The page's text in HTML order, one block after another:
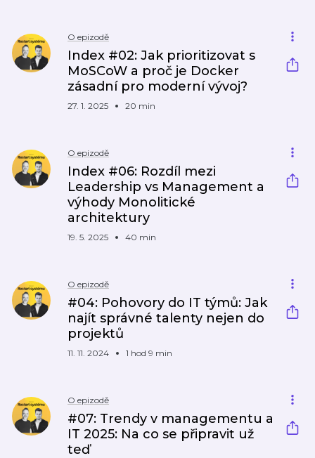
O epizodě
Index #02: Jak prioritizovat s
MoSCoW a proč je Docker
zásadní pro moderní vývoj?
27. 1. 2025 20 min
O epizodě
Index #06: Rozdíl mezi
Leadership vs Management a
výhody Monolitické
architektury
19. 5. 2025 40 min
O epizodě
#04: Pohovory do IT týmů: Jak
najít správné talenty nejen do
projektů
11. 11. 2024 1 hod 9 min
O epizodě
#07: Trendy v managementu a
IT 2025: Na co se připravit už
teď